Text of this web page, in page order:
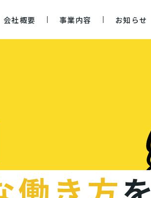
会社概要 事業内容 お知らせ